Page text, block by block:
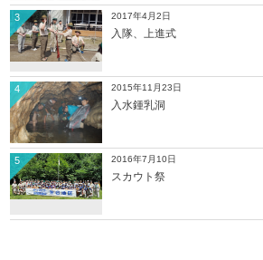
2017年4月2日
入隊、上進式
3
2015年11月23日
入水鍾乳洞
4
2016年7月10日
スカウト祭
5